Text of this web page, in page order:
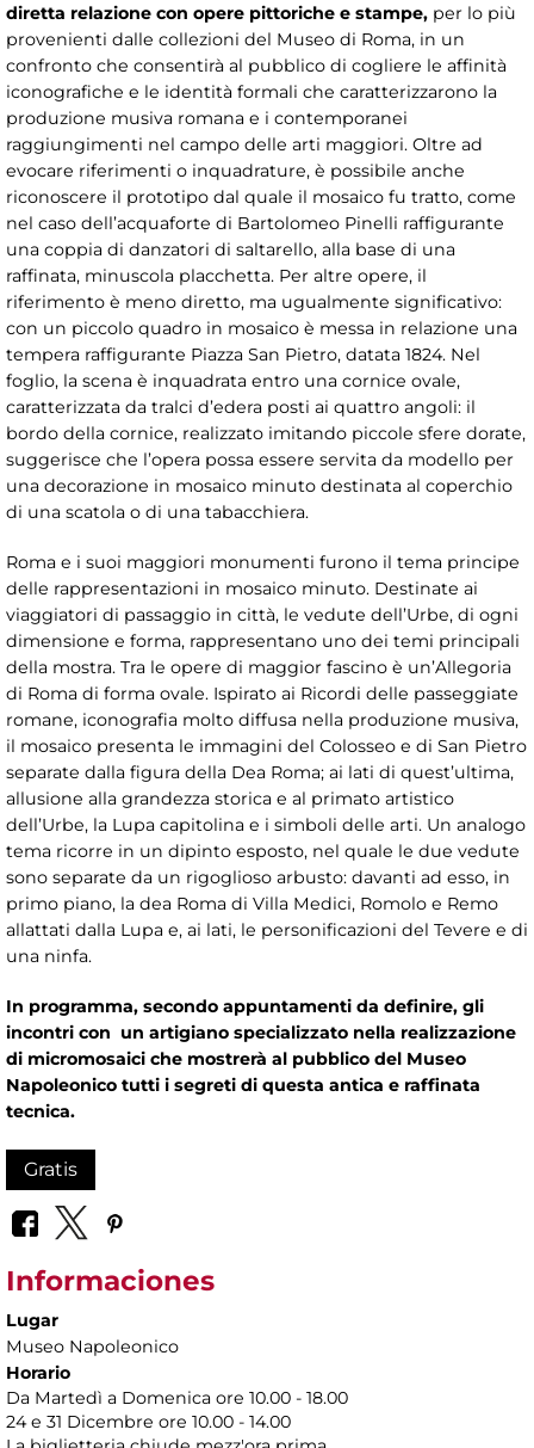
diretta relazione con opere pittoriche e stampe, per lo più
provenienti dalle collezioni del Museo di Roma, in un
confronto che consentirà al pubblico di cogliere le affinità
iconografiche e le identità formali che caratterizzarono la
produzione musiva romana e i contemporanei
raggiungimenti nel campo delle arti maggiori. Oltre ad
evocare riferimenti o inquadrature, è possibile anche
riconoscere il prototipo dal quale il mosaico fu tratto, come
nel caso dell’acquaforte di Bartolomeo Pinelli raffigurante
una coppia di danzatori di saltarello, alla base di una
raffinata, minuscola placchetta. Per altre opere, il
riferimento è meno diretto, ma ugualmente significativo:
con un piccolo quadro in mosaico è messa in relazione una
tempera raffigurante Piazza San Pietro, datata 1824. Nel
foglio, la scena è inquadrata entro una cornice ovale,
caratterizzata da tralci d’edera posti ai quattro angoli: il
bordo della cornice, realizzato imitando piccole sfere dorate,
suggerisce che l’opera possa essere servita da modello per
una decorazione in mosaico minuto destinata al coperchio
di una scatola o di una tabacchiera.
Roma e i suoi maggiori monumenti furono il tema principe
delle rappresentazioni in mosaico minuto. Destinate ai
viaggiatori di passaggio in città, le vedute dell’Urbe, di ogni
dimensione e forma, rappresentano uno dei temi principali
della mostra. Tra le opere di maggior fascino è un’Allegoria
di Roma di forma ovale. Ispirato ai Ricordi delle passeggiate
romane, iconografia molto diffusa nella produzione musiva,
il mosaico presenta le immagini del Colosseo e di San Pietro
separate dalla figura della Dea Roma; ai lati di quest’ultima,
allusione alla grandezza storica e al primato artistico
dell’Urbe, la Lupa capitolina e i simboli delle arti. Un analogo
tema ricorre in un dipinto esposto, nel quale le due vedute
sono separate da un rigoglioso arbusto: davanti ad esso, in
primo piano, la dea Roma di Villa Medici, Romolo e Remo
allattati dalla Lupa e, ai lati, le personificazioni del Tevere e di
una ninfa.
In programma, secondo appuntamenti da definire, gli
incontri con un artigiano specializzato nella realizzazione
di micromosaici che mostrerà al pubblico del Museo
Napoleonico tutti i segreti di questa antica e raffinata
tecnica.
Gratis
Informaciones
Lugar
Museo Napoleonico
Horario
Da Martedì a Domenica ore 10.00 - 18.00
24 e 31 Dicembre ore 10.00 - 14.00